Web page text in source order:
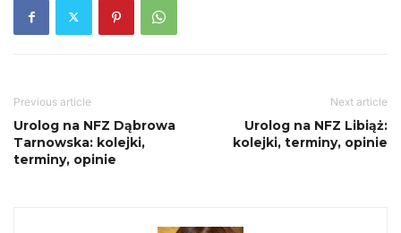
Previous article
Urolog na NFZ Dąbrowa
Tarnowska: kolejki,
terminy, opinie
Next article
Urolog na NFZ Libiąż:
kolejki, terminy, opinie